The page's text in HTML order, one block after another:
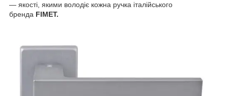
— якості, якими володіє кожна ручка італійського
бренда FIMET.